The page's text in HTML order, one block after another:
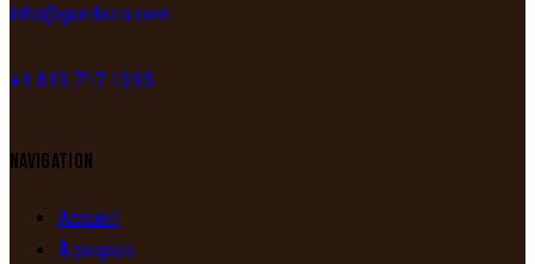
info@genibois.com
+1 819 717 1395
NAVIGATION
Accueil
À propos